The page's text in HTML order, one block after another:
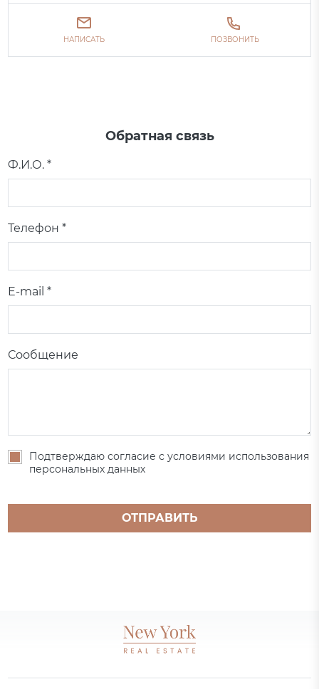
НАПИСАТЬ ПОЗВОНИТЬ
Обратная связь
Ф.И.О. *
Телефон *
E-mail *
Сообщение
Подтверждаю согласие с условиями использования
персональных данных
ОТПРАВИТЬ